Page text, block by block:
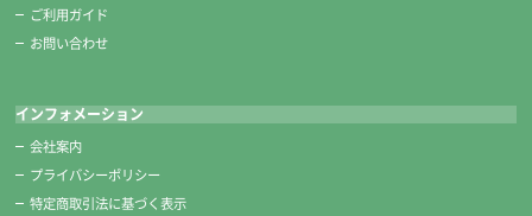
ご利用ガイド
お問い合わせ
インフォメーション
会社案内
プライバシーポリシー
特定商取引法に基づく表示